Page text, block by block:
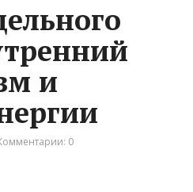
и
0